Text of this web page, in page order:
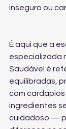
inseguro ou
É aqui que a
especializada
Saudável é
equilibradas,
com cardápios
ingredientes
cuidadoso —